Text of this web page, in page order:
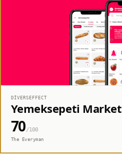
DIVERSEFFECT
Yemeksepeti Market
70/100
The Everyman